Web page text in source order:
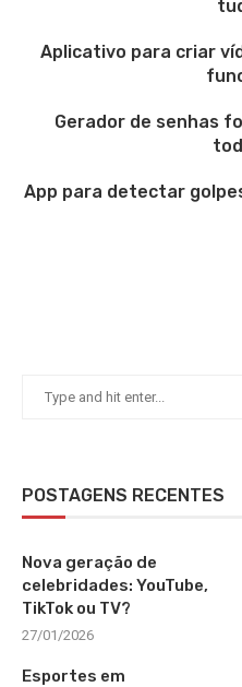
Aplicativo para criar
Gerador de senhas
App para detectar
POSTAGENS RECENTES
Nova geração de
celebridades: YouTube,
TikTok ou TV?
27/01/2026
Esportes em